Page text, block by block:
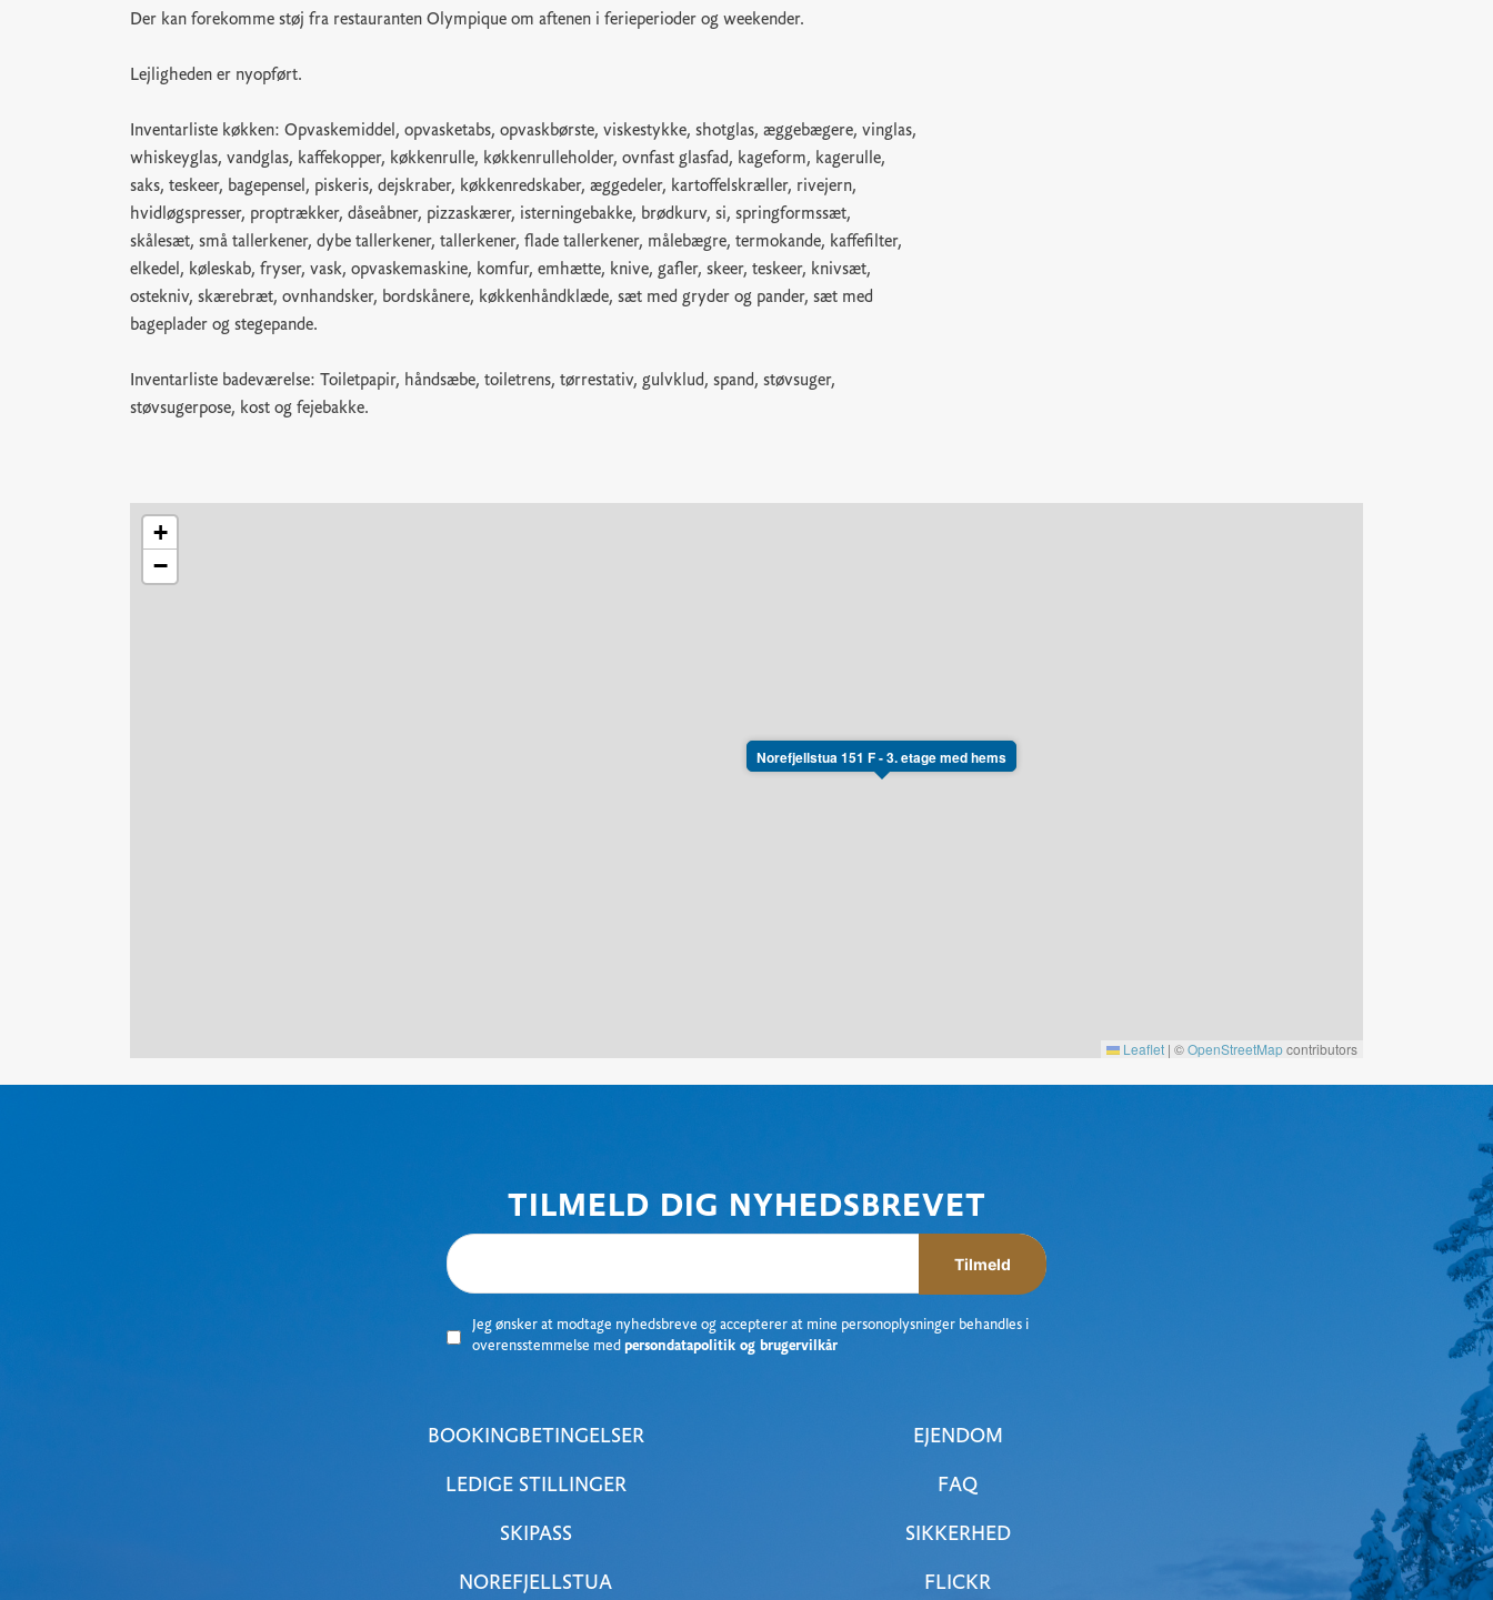
Der kan forekomme støj fra restauranten Olympique om aftenen i ferieperioder og weekender.
Lejligheden er nyopført.
Inventarliste køkken: Opvaskemiddel, opvasketabs, opvaskbørste, viskestykke, shotglas, æggebægere, vinglas,
whiskeyglas, vandglas, kaffekopper, køkkenrulle, køkkenrulleholder, ovnfast glasfad, kageform, kagerulle,
saks, teskeer, bagepensel, piskeris, dejskraber, køkkenredskaber, æggedeler, kartoffelskræller, rivejern,
hvidløgspresser, proptrækker, dåseåbner, pizzaskærer, isterningebakke, brødkurv, si, springformssæt,
skålesæt, små tallerkener, dybe tallerkener, tallerkener, flade tallerkener, målebægre, termokande, kaffefilter,
elkedel, køleskab, fryser, vask, opvaskemaskine, komfur, emhætte, knive, gafler, skeer, teskeer, knivsæt,
ostekniv, skærebræt, ovnhandsker, bordskånere, køkkenhåndklæde, sæt med gryder og pander, sæt med
bageplader og stegepande.
Inventarliste badeværelse: Toiletpapir, håndsæbe, toiletrens, tørrestativ, gulvklud, spand, støvsuger,
støvsugerpose, kost og fejebakke.
Norefjellstua 151 F - 3. etage med hems
+
−
Leaflet | ©OpenStreetMapcontributors
TILMELD DIG NYHEDSBREVET
Tilmeld
Jeg ønsker at modtage nyhedsbreve og accepterer at mine personoplysninger behandles i
overensstemmelse med persondatapolitik og brugervilkår
BOOKINGBETINGELSER
LEDIGE STILLINGER
SKIPASS
NOREFJELLSTUA
EJENDOM
FAQ
SIKKERHED
FLICKR